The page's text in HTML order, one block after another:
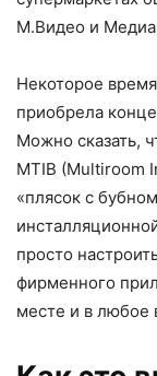
M.Видео и
Некоторое
приобрела
Можно сказать,
MTIB (Multiroom
«плясок с
просто
фирменного
месте и в любое